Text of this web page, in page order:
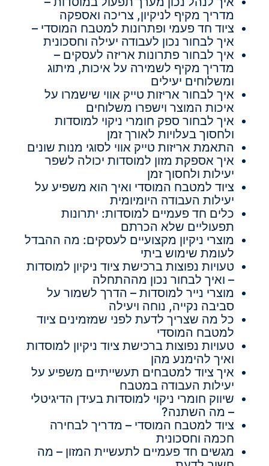
מדריך מקיף לניקיון, צריכה ואספקה
ציוד חד פעמי ופתרונות למטבח המוסדי –
איך לבחור נכון לעבודה יעילה וחסכונית
איך לבחור פתרונות אריזה לעסקים –
מדריך מקיף לשמירה על איכות, מיתוג
ומשלוחים יעילים
איך לבחור אריזות טייק אווי שישמרו על
איכות המוצר וישפרו משלוחים
איך לבחור ספק חומרי ניקוי למוסדות
ולחסוך בעלויות לאורך זמן
התאמת אריזות טייק אווי לסוגי מנות שונים
איך אספקת מזון למוסדות יכולה לשפר
יעילות ולחסוך זמן
ציוד למטבח המוסדי ואיך הוא משפיע על
יעילות העבודה היומיומית
כלים חד פעמיים למוסדות: יתרונות
תפעוליים שלא הכרתם
מוצרי ניקיון מקצועיים לעסקים: מה ההבדל
לעומת שימוש ביתי
טעויות נפוצות ברכישת ציוד ניקיון למוסדות
– ואיך לבחור נכון מההתחלה
מוצרי נייר למוסדות – הדרך לשמור על
סביבה נקייה, נוחה ויעילה
כל מה שצריך לדעת לפני שמזמינים ציוד
למטבח המוסדי
טעויות נפוצות ברכישת ציוד ניקיון למוסדות
ואיך להימנע מהן
איך ציוד למטבחים תעשייתיים משפיע על
יעילות העבודה במטבח
שיווק חומרי ניקוי למוסדות בעידן הדיגיטלי
– מה השתנה?
ציוד למטבח המוסדי – מדריך לבחירה
חכמה וחסכונית
מגשים חד פעמיים לתעשיית המזון – מה